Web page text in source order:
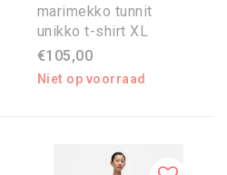
marimekko tunnit
unikko t-shirt XL
€105,00
Niet op voorraad